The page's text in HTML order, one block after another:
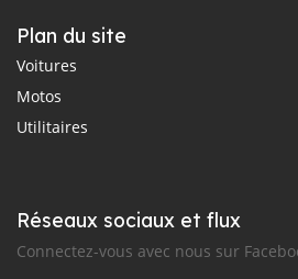
Plan du site
Voitures
Motos
Utilitaires
Réseaux sociaux et flux
Connectez-vous avec nous sur